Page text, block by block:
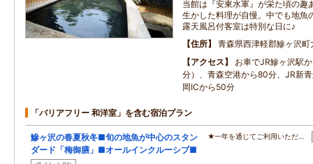
当館は『安東水軍』が栄た頃の趣
生かした料理が自慢。中でも地魚
露天風呂付客室は特別な日に♪
住所
青森県西津軽郡鰺ヶ沢
アクセス
お車でJR鰺ヶ沢駅
分）、青森空港から80分、JR新
岡ICから50分
「バリアフリー 和洋室」を含む宿泊プラン
鰺ヶ沢の春夏秋冬■旬の地魚が中心のスタン
ダード「梅御膳」■オールインクルーシブ■
★一年を通じてご利用いただ…